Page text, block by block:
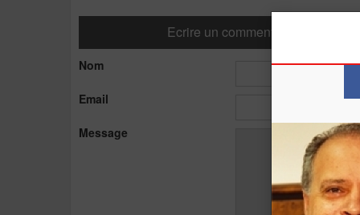
Ecrire un commentaire
Nom
Email
Message